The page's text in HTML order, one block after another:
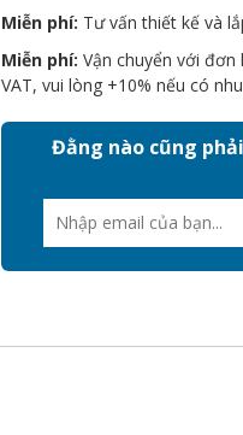
Miễn phí: Tư vấn thiết kế và
Miễn phí: Vận chuyển với
VAT, vui lòng +10% nếu có
Đằng nào cũng